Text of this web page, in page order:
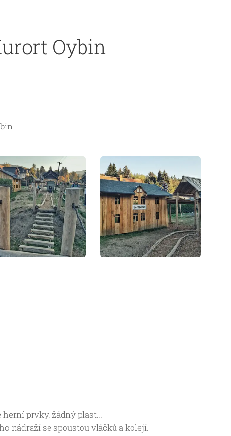
Oybin
prvky, žádný plast...
nádraží se spoustou vláčků a kolejí.